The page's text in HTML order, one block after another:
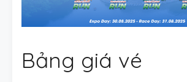
Bảng giá vé